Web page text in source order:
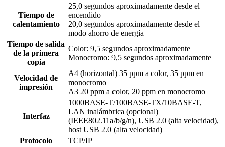
Tiempo de
calentamiento
25,0 segundos aproximadamente desde el
encendido
20,0 segundos aproximadamente desde el
modo ahorro de energía
Tiempo de salida
de la primera
copia
Color: 9,5 segundos aproximadamente
Monocromo: 9,5 segundos aproximadamente
Velocidad de
impresión
A4 (horizontal) 35 ppm a color, 35 ppm en
monocromo
A3 20 ppm a color, 20 ppm en monocromo
Interfaz
1000BASE-T/100BASE-TX/10BASE-T,
LAN inalámbrica (opcional)
(IEEE802.11a/b/g/n), USB 2.0 (alta velocidad),
host USB 2.0 (alta velocidad)
Protocolo
TCP/IP